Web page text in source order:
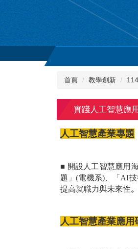
內
首頁 教學創新
實踐人工智慧應
人工智慧產業專題
■ 開設人工智慧應用
題」(電機系)、「AI
提高就職力與未來性。
人工智慧產業應用